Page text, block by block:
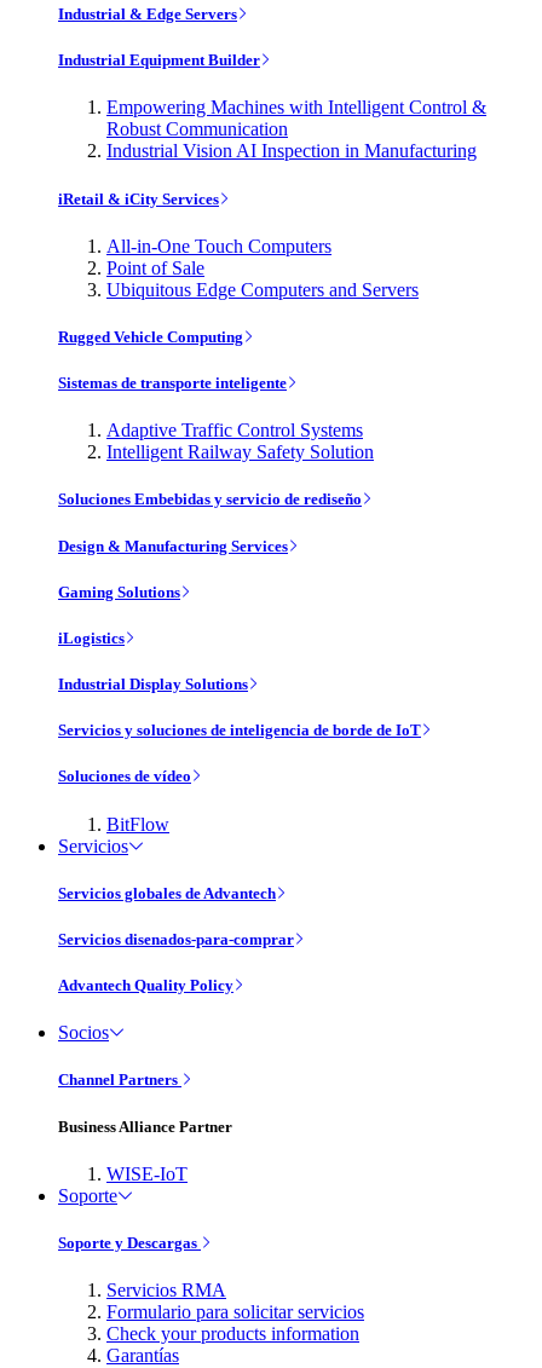
Industrial & Edge Servers
Industrial Equipment Builder
Empowering Machines with Intelligent Control &
Robust Communication
Industrial Vision AI Inspection in Manufacturing
iRetail & iCity Services
All-in-One Touch Computers
Point of Sale
Ubiquitous Edge Computers and Servers
Rugged Vehicle Computing
Sistemas de transporte inteligente
Adaptive Traffic Control Systems
Intelligent Railway Safety Solution
Soluciones Embebidas y servicio de rediseño
Design & Manufacturing Services
Gaming Solutions
iLogistics
Industrial Display Solutions
Servicios y soluciones de inteligencia de borde de IoT
Soluciones de vídeo
BitFlow
Servicios
Servicios globales de Advantech
Servicios disenados-para-comprar
Advantech Quality Policy
Socios
Channel Partners
Business Alliance Partner
WISE-IoT
Soporte
Soporte y Descargas
Servicios RMA
Formulario para solicitar servicios
Check your products information
Garantías